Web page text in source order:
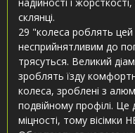
склянці.
29 "колеса роблять
несприйнятливим до
трясуться. Великий
зроблять їзду
колеса, зроблені з
подвійному профілі.
міцності, тому вісімки